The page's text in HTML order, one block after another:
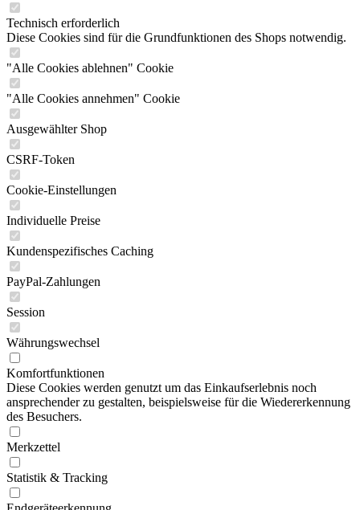
Technisch erforderlich
Diese Cookies sind für die Grundfunktionen des Shops notwendig.
"Alle Cookies ablehnen" Cookie
"Alle Cookies annehmen" Cookie
Ausgewählter Shop
CSRF-Token
Cookie-Einstellungen
Individuelle Preise
Kundenspezifisches Caching
PayPal-Zahlungen
Session
Währungswechsel
Komfortfunktionen
Diese Cookies werden genutzt um das Einkaufserlebnis noch
ansprechender zu gestalten, beispielsweise für die Wiedererkennung
des Besuchers.
Merkzettel
Statistik & Tracking